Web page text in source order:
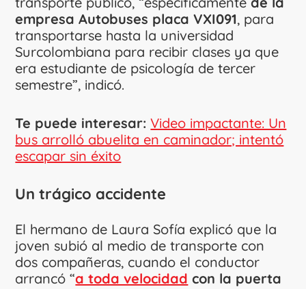
empresa Autobuses placa VXI091, para
transportarse hasta la universidad
Surcolombiana para recibir clases ya que
era estudiante de psicología de tercer
semestre”, indicó.
Te puede interesar:Video impactante: Un
bus arrolló abuelita en caminador; intentó
escapar sin éxito
Un trágico accidente
El hermano de Laura Sofía explicó que la
joven subió al medio de transporte con
dos compañeras, cuando el conductor
arrancó “a toda velocidad con la puerta